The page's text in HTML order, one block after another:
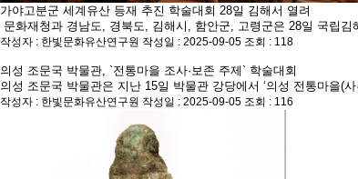
가야고분군 세계유산 등재 추진 학술대회 28일 김해서 열려
문화재청과 경남도, 경북도, 김해시, 함안군, 고령군은 28일 국립
작성자 : 한빛문화유산연구원 작성일 : 2025-09-05 조회 : 118
의성 조문국 박물관, `전통마을 조사·보존 주제` 학술대회
의성 조문국 박물관은 지난 15일 박물관 강당에서 ‘의성 전통마을(
작성자 : 한빛문화유산연구원 작성일 : 2025-09-05 조회 : 116